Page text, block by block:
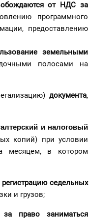
от НДС за
программного
предоставлению
земельными
полосами на
документа,
и налоговый
копий) при условии
месяцем, в котором
седельных
и грузов;
право заниматься